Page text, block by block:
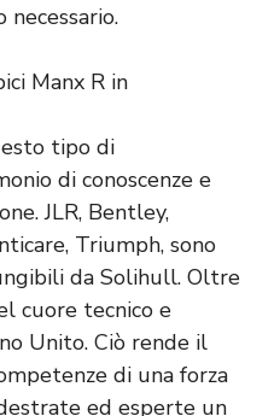
tipo di
di conoscenze e
JLR, Bentley,
Triumph, sono
da Solihull. Oltre
cuore tecnico e
Unito. Ciò rende il
di una forza
ed esperte un